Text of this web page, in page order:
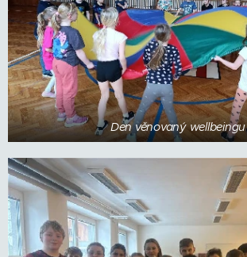
Den věnovaný wellbeingu